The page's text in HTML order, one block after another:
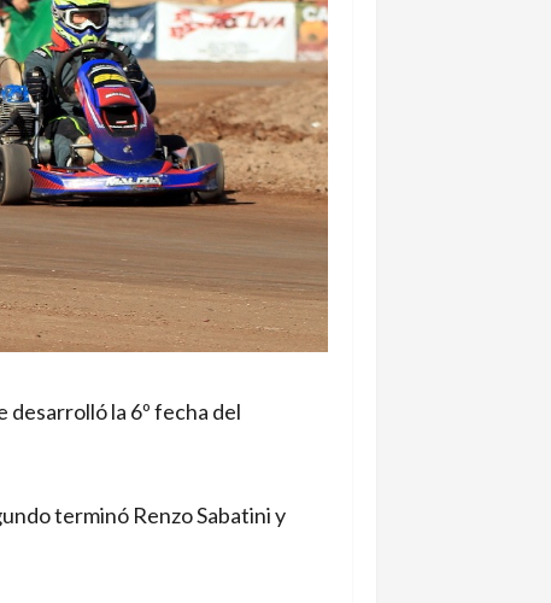
desarrolló la 6º fecha del
terminó Renzo Sabatini y